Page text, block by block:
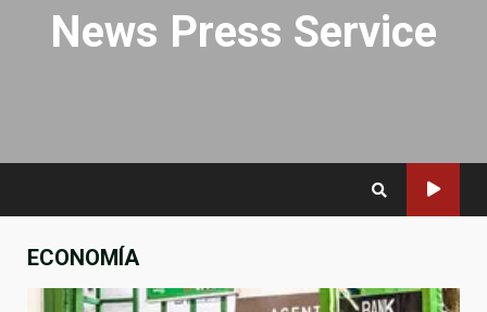
News Press Service
ECONOMÍA